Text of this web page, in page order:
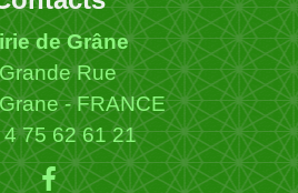
de Grâne
Rue
- FRANCE
75 62 61 21